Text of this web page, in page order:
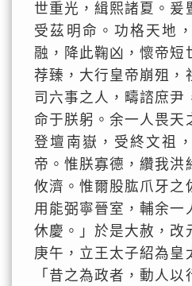
世重光，緝熙諸夏。爰
受茲明命。功格天地
融，降此鞠凶，懷帝短
荐臻，大行皇帝崩殂，
司六事之人，疇諮庶尹
命于朕躬。余一人畏天
登壇南嶽，受終文祖
帝。惟朕寡德，纘我洪
攸濟。惟爾股肱爪牙之
用能弼寧晉室，輔余一
休慶。」於是大赦，改
庚午，立王太子紹為皇
「昔之為政者，動人